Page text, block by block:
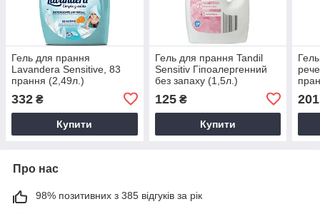
Гель для прання
Lavandera Sensitive, 83
прання (2,49л.)
332 ₴
Купити
Гель для прання Tandil
Sensitiv Гіпоалергенний
без запаху (1,5л.)
125₴
Купити
201
Про нас
98% позитивних з 385 відгуків за рік